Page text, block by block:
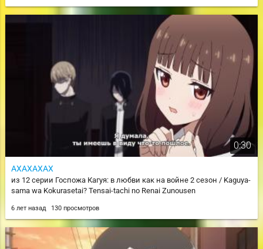
0:30
АХАХАХАХ
из 12 серии Госпожа Кагуя: в любви как на войне 2 сезон / Kaguya-
sama wa Kokurasetai? Tensai-tachi no Renai Zunousen
6 лет назад 130 просмотров